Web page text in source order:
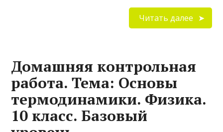
Читать далее
Домашняя контрольная
работа. Тема: Основы
термодинамики. Физика.
10 класс. Базовый